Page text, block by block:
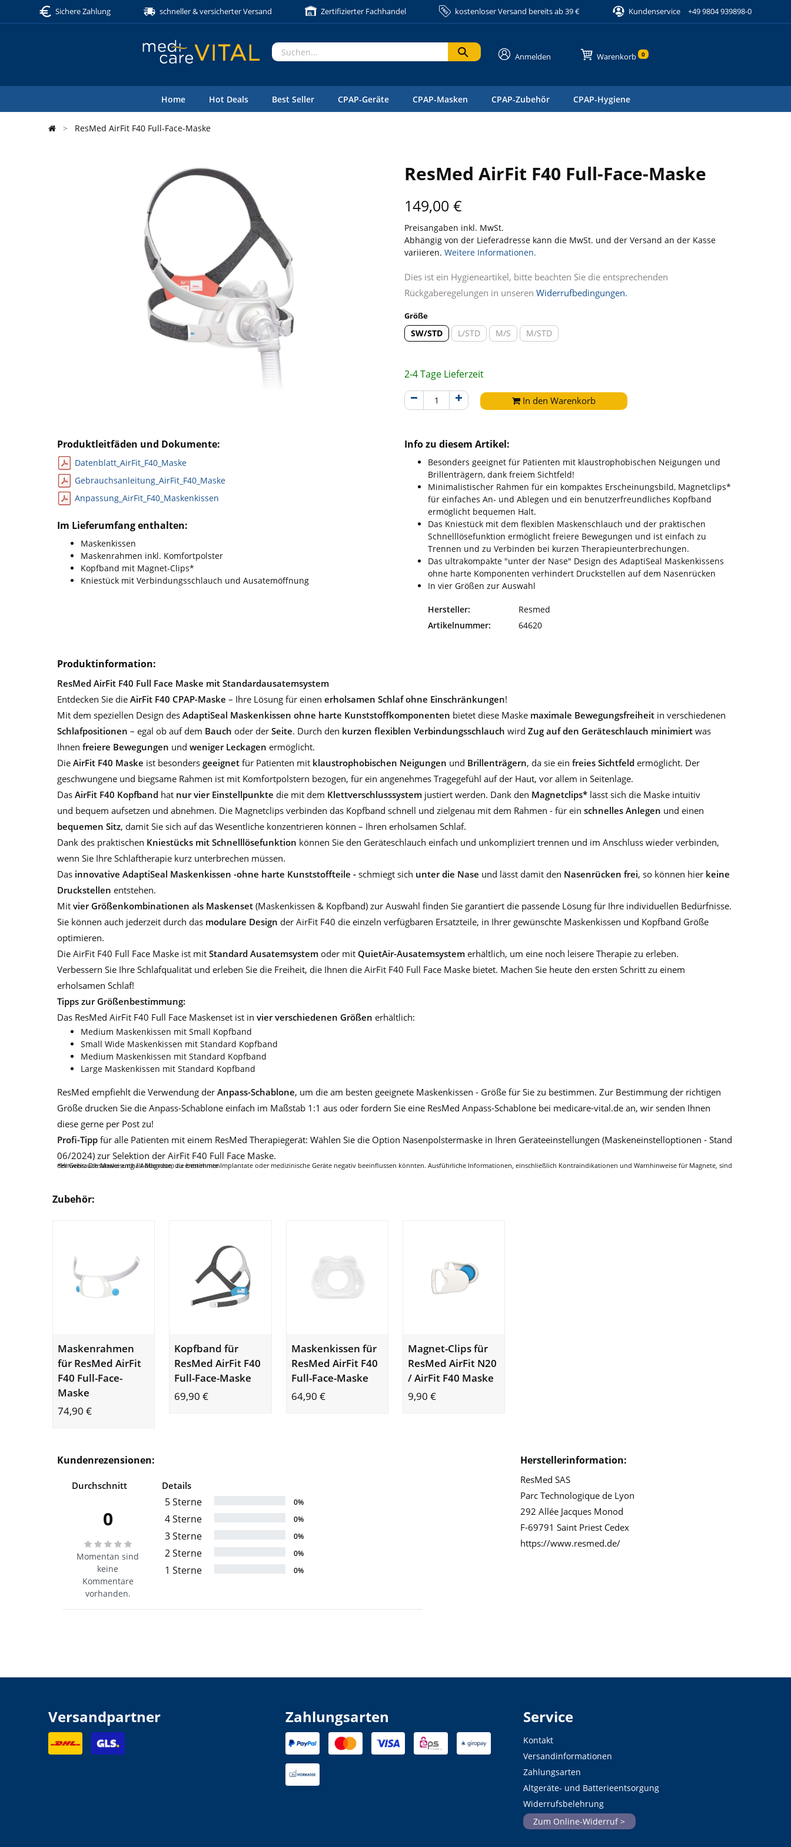
Sichere Zahlung schneller & versicherter Versand Zertifizierter Fachhandel kostenloser Versand bereits ab 39 € Kundenservice +49 9804 939898-0
Anmelden Warenkorb 0
Home Hot Deals Best Seller CPAP-Geräte CPAP-Masken CPAP-Zubehör CPAP-Hygiene
ResMed AirFit F40 Full-Face-Maske
ResMed AirFit F40 Full-Face-Maske
149,00 €
Preisangaben inkl. MwSt.
Abhängig von der Lieferadresse kann die MwSt. und der Versand an der Kasse
variieren. Weitere Informationen.
Dies ist ein Hygieneartikel, bitte beachten Sie die entsprechenden
Rückgaberegelungen in unseren Widerrufbedingungen.
Größe
SW/STD L/STD M/S M/STD
2-4 Tage Lieferzeit
In den Warenkorb
Produktleitfäden und Dokumente:
Datenblatt_AirFit_F40_Maske
Gebrauchsanleitung_AirFit_F40_Maske
Anpassung_AirFit_F40_Maskenkissen
Im Lieferumfang enthalten:
Maskenkissen
Maskenrahmen inkl. Komfortpolster
Kopfband mit Magnet-Clips*
Kniestück mit Verbindungsschlauch und Ausatemöffnung
Info zu diesem Artikel:
Besonders geeignet für Patienten mit klaustrophobischen Neigungen und
Brillenträgern, dank freiem Sichtfeld!
Minimalistischer Rahmen für ein kompaktes Erscheinungsbild, Magnetclips*
für einfaches An- und Ablegen und ein benutzerfreundliches Kopfband
ermöglicht bequemen Halt.
Das Kniestück mit dem flexiblen Maskenschlauch und der praktischen
Schnelllösefunktion ermöglicht freiere Bewegungen und ist einfach zu
Trennen und zu Verbinden bei kurzen Therapieunterbrechungen.
Das ultrakompakte "unter der Nase" Design des AdaptiSeal Maskenkissens
ohne harte Komponenten verhindert Druckstellen auf dem Nasenrücken
In vier Größen zur Auswahl
Hersteller:
Resmed
Artikelnummer:
64620
Produktinformation:
ResMed AirFit F40 Full Face Maske mit Standardausatemsystem
Entdecken Sie dieAirFit F40 CPAP-Maske – Ihre Lösung für einenerholsamen Schlaf ohne Einschränkungen!
Mit dem speziellen Design desAdaptiSeal Maskenkissen ohne harte Kunststoffkomponenten bietet diese Maske maximale Bewegungsfreiheit in verschiedenen
Schlafpositionen – egal ob auf dem Bauch oder derSeite. Durch den kurzen flexiblen Verbindungsschlauch wirdZug auf den Geräteschlauch minimiert was
Ihnenfreiere Bewegungen undweniger Leckagen ermöglicht.
DieAirFit F40 Maske ist besondersgeeignet für Patienten mit klaustrophobischen Neigungen und Brillenträgern, da sie einfreies Sichtfeld ermöglicht. Der
geschwungene und biegsame Rahmen ist mit Komfortpolstern bezogen, für ein angenehmes Tragegefühl auf der Haut, vor allem in Seitenlage.
DasAirFit F40 Kopfband hat nur vier Einstellpunkte die mit dem Klettverschlusssystem justiert werden. Dank den Magnetclips* lässt sich die Maske intuitiv
und bequem aufsetzen und abnehmen. Die Magnetclips verbinden das Kopfband schnell und zielgenau mit dem Rahmen - für einschnelles Anlegen und einen
bequemen Sitz, damit Sie sich auf das Wesentliche konzentrieren können – Ihren erholsamen Schlaf.
Dank des praktischen Kniestücks mit Schnelllösefunktion können Sie den Geräteschlauch einfach und unkompliziert trennen und im Anschluss wieder verbinden,
wenn Sie Ihre Schlaftherapie kurz unterbrechen müssen.
Das innovative AdaptiSeal Maskenkissen -ohne harte Kunststoffteile - schmiegt sich unter die Nase und lässt damit den Nasenrücken frei, so können hier keine
Druckstellen entstehen.
Mitvier Größenkombinationen als Maskenset (Maskenkissen & Kopfband) zur Auswahl finden Sie garantiert die passende Lösung für Ihre individuellen Bedürfnisse.
Sie können auch jederzeit durch das modulare Design der AirFit F40 die einzeln verfügbaren Ersatzteile, in Ihrer gewünschte Maskenkissen und Kopfband Größe
optimieren.
Die AirFit F40 Full Face Maske ist mitStandard Ausatemsystem oder mit QuietAir-Ausatemsystem erhältlich, um eine noch leisere Therapie zu erleben.
Verbessern Sie Ihre Schlafqualität und erleben Sie die Freiheit, die Ihnen die AirFit F40 Full Face Maske bietet. Machen Sie heute den ersten Schritt zu einem
erholsamen Schlaf!
Tipps zur Größenbestimmung:
Das ResMed AirFit F40 Full Face Maskenset ist invier verschiedenen Größen erhältlich:
Medium Maskenkissen mit Small Kopfband
Small Wide Maskenkissen mit Standard Kopfband
Medium Maskenkissen mit Standard Kopfband
Large Maskenkissen mit Standard Kopfband
ResMed empfiehlt die Verwendung derAnpass-Schablone, um die am besten geeignete Maskenkissen - Größe für Sie zu bestimmen. Zur Bestimmung der richtigen
Größe drucken Sie die Anpass-Schablone einfach im Maßstab 1:1 aus oder fordern Sie eine ResMed Anpass-Schablone bei medicare-vital.de an, wir senden Ihnen
diese gerne per Post zu!
Profi-Tipp für alle Patienten mit einem ResMed Therapiegerät: Wählen Sie die Option Nasenpolstermaske in Ihren Geräteeinstellungen (Maskeneinstelloptionen - Stand
06/2024) zur Selektion der AirFit F40 Full Face Maske.
*Hinweis: Die Maske enthält Magnete, die bestimmte Implantate oder medizinische Geräte negativ beeinflussen könnten. Ausführliche Informationen, einschließlich Kontraindikationen und Warnhinweise für Magnete, sind der Gebrauchsanweisung / Addendum zu entnehmen.
Zubehör:
Maskenrahmen
für ResMed AirFit
F40 Full-Face-
Maske
74,90 €
Kopfband für
ResMed AirFit F40
Full-Face-Maske
69,90 €
Maskenkissen für
ResMed AirFit F40
Full-Face-Maske
64,90 €
Magnet-Clips für
ResMed AirFit N20
/ AirFit F40 Maske
9,90 €
Kundenrezensionen:
Durchschnitt
0
Momentan sind
keine
Kommentare
vorhanden.
Details
5 Sterne 0%
4 Sterne 0%
3 Sterne 0%
2 Sterne 0%
1 Sterne 0%
Herstellerinformation:
ResMed SAS
Parc Technologique de Lyon
292 Allée Jacques Monod
F-69791 Saint Priest Cedex
https://www.resmed.de/
Versandpartner Zahlungsarten Service
Kontakt
Versandinformationen
Zahlungsarten
Altgeräte- und Batterieentsorgung
Widerrufsbelehrung
Zum Online-Widerruf >